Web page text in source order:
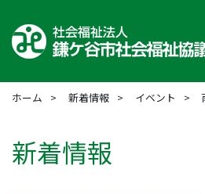
ホーム 新着情報 イベント
新着情報